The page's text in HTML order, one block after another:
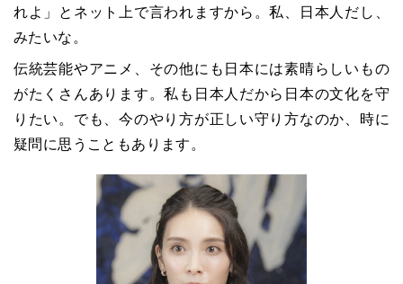
れよ」とネット上で言われますから。私、日本人だし、
みたいな。
伝統芸能やアニメ、その他にも日本には素晴らしいもの
がたくさんあります。私も日本人だから日本の文化を守
りたい。でも、今のやり方が正しい守り方なのか、時に
疑問に思うこともあります。